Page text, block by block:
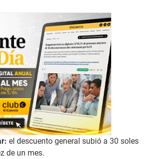
el descuento general subió a 30 soles
de un mes.